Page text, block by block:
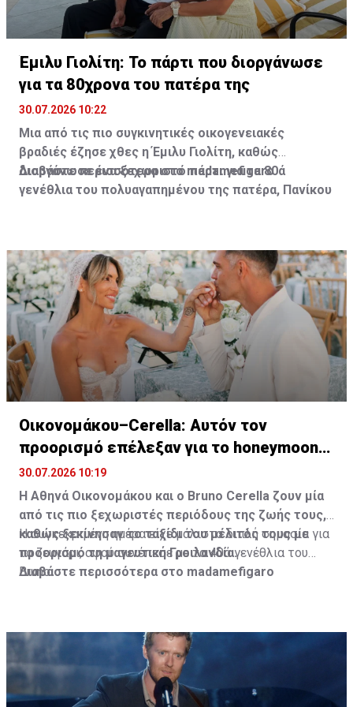
Έμιλυ Γιολίτη: Το πάρτι που διοργάνωσε
για τα 80χρονα του πατέρα της
30.07.2026 10:22
Μια από τις πιο συγκινητικές οικογενειακές
βραδιές έζησε χθες η Έμιλυ Γιολίτη, καθώς
διοργάνωσε ένα ξεχωριστό πάρτι για τα 80ά
γενέθλια του πολυαγαπημένου της πατέρα, Πανίκου
Διαβάστε περισσότερα στο madamefigaro
Οικονομάκου–Cerella: Αυτόν τον
προορισμό επέλεξαν για το honeymoon
τους
30.07.2026 10:19
Η Αθηνά Οικονομάκου και ο Bruno Cerella ζουν μία
από τις πιο ξεχωριστές περιόδους της ζωής τους,
καθώς ξεκίνησαν το ταξίδι του μέλιτός τους με
προορισμό τη μαγευτική Γροιλανδία.
Η συγκεκριμένη ημέρα είχε μάλιστα διπλή σημασία για
το ζευγάρι, αφού συνέπεσε με τα 40ά γενέθλια του
Bruno.
Διαβάστε περισσότερα στο madamefigaro